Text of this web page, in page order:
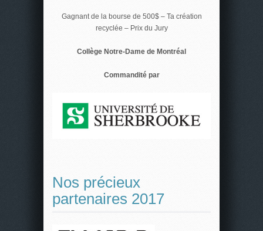
Gagnant de la bourse de 500$ – Ta création
recyclée – Prix du Jury
Collège Notre-Dame de Montréal
Commandité par
Nos précieux
partenaires 2017